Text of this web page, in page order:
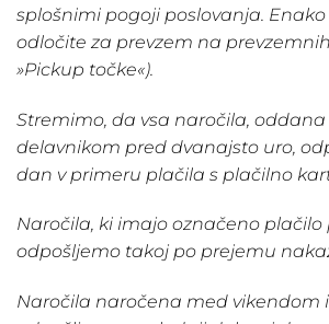
splošnimi pogoji poslovanja. Enako
odločite za prevzem na
»Pickup točke«).
Stremimo, da vsa naročila,
delavnikom pred dvanajsto uro,
dan v primeru plačila s plačilno
Naročila, ki imajo označeno
odpošljemo takoj po prejemu
Naročila naročena med vikendom